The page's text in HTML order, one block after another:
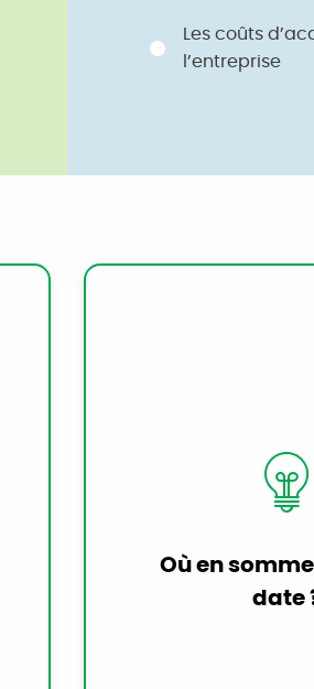
Les coûts
l’entreprise
Où en
date
des
faisabilités de
modèle
Tech prévu pour